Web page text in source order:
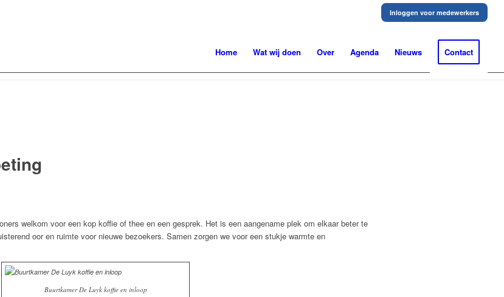
Inloggen voor medewerkers
Home Wat wij doen Over Agenda Nieuws Contact
welkom voor een kop koffie of thee en een gesprek. Het is een aangename plek om elkaar beter te
oor en ruimte voor nieuwe bezoekers. Samen zorgen we voor een stukje warmte en
Buurtkamer De Luyk koffie en inloop